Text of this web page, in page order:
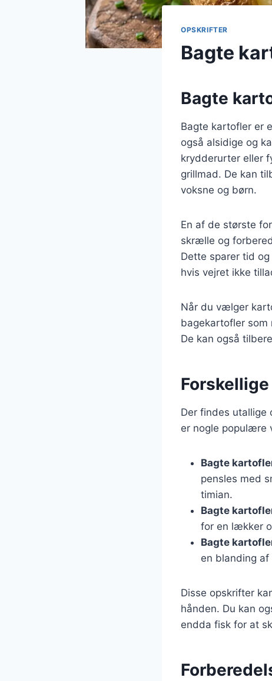
OPSKRIFTER
Bagte
Bagte
Bagte kartofler er
også alsidige og
krydderurter eller
grillmad. De kan
voksne og børn.
En af de største
skrælle og
Dette sparer tid
hvis vejret ikke
Når du vælger
bagekartofler som
De kan også
Der findes utallige
er nogle populære
Bagte
pensles med
timian.
Bagte
for en lækker
Bagte
en blanding
Disse opskrifter
hånden. Du kan
endda fisk for at